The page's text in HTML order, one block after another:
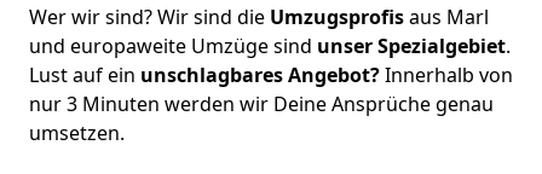
Wer wir sind? Wir sind die Umzugsprofisaus Marl
und europaweite Umzüge sind unser Spezialgebiet.
Lust auf ein unschlagbares Angebot?Innerhalb von
nur3 Minuten werden wir Deine Ansprüche genau
umsetzen.